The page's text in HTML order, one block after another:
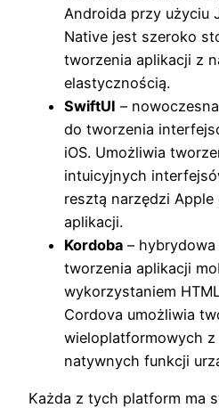
Androida przy użyciu
Native jest szeroko
tworzenia aplikacji z
elastycznością.
SwiftUI –
do tworzenia
iOS. Umożliwia
intuicyjnych
resztą narzędzi
aplikacji.
Kordoba –
tworzenia aplikacji
wykorzystaniem
Cordova umożliwia
wieloplatformowych
natywnych funkcji
Każda z tych platform ma